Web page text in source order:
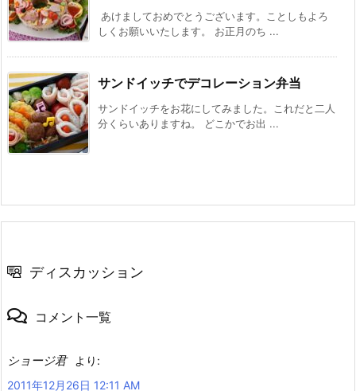
あけましておめでとうございます。ことしもよろ
しくお願いいたします。 お正月のち ...
サンドイッチでデコレーション弁当
サンドイッチをお花にしてみました。これだと二人
分くらいありますね。 どこかでお出 ...
ディスカッション
コメント一覧
ショージ君
より:
2011年12月26日 12:11 AM